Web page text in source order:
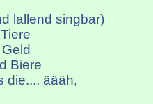
lallend singbar)
Biere
die.... äääh,